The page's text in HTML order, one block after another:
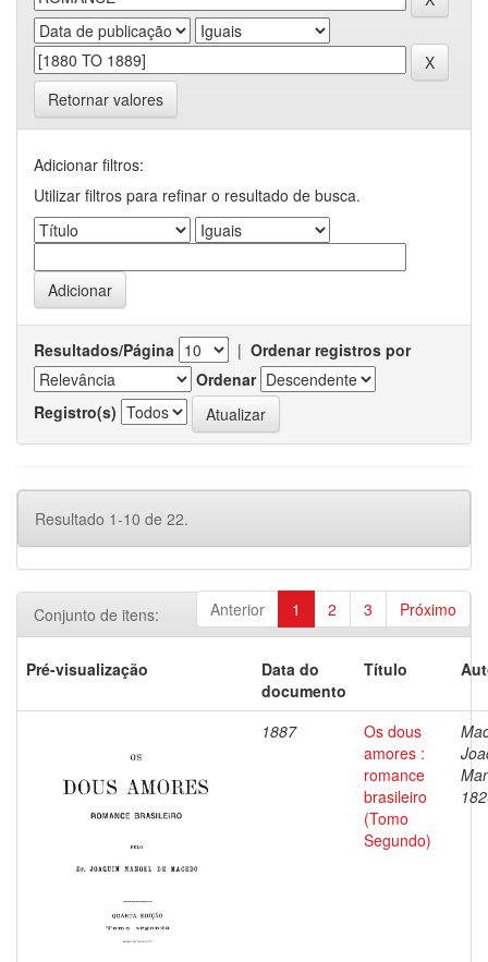
Retornar valores
Adicionar filtros:
Utilizar filtros para refinar o resultado de busca.
Resultados/Página | Ordenar registros por
Ordenar
Registro(s)
Resultado 1-10 de 22.
Anterior 1 2 3 Próximo
Conjunto de itens:
Pré-visualização
Data do
documento
Título
1887
Os dous
amores :
romance
brasileiro
(Tomo
Segundo)